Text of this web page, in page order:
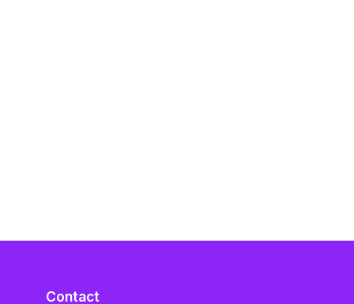
Contact